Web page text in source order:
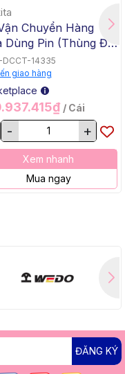
Chuyển Hàng
Dùng Pin (Thùng Đế
BL, 18Vx2) Makita
DCCT-14335
giao hàng
/ Cái
- +
Xem nhanh
Mua ngay
ĐĂNG KÝ